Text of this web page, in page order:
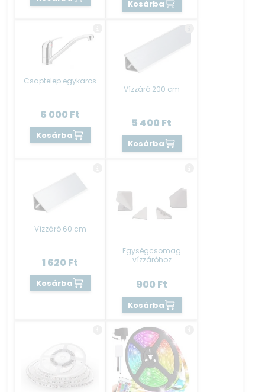
Kosárba
Csaptelep egykaros
6 000 Ft
Kosárba
Vízzáró 200 cm
5 400 Ft
Kosárba
Vízzáró 60 cm
1 620 Ft
Kosárba
Egységcsomag
vízzáróhoz
900 Ft
Kosárba